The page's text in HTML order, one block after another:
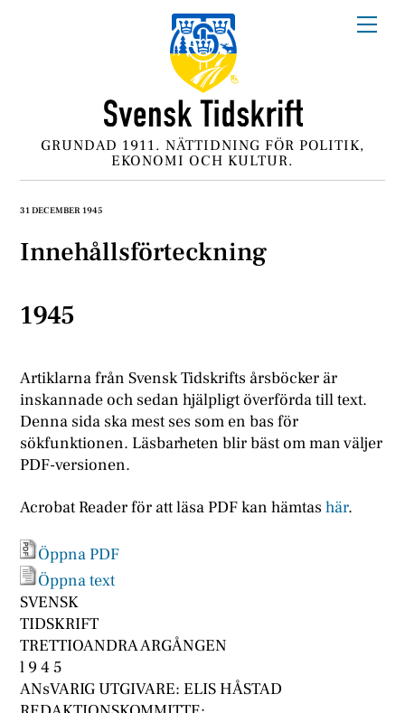
GRUNDAD 1911. NÄTTIDNING FÖR POLITIK,
EKONOMI OCH KULTUR.
31 DECEMBER 1945
Innehållsförteckning
1945
Artiklarna från Svensk Tidskrifts årsböcker är
inskannade och sedan hjälpligt överförda till text.
Denna sida ska mest ses som en bas för
sökfunktionen. Läsbarheten blir bäst om man väljer
PDF-versionen.
Acrobat Reader för att läsa PDF kan hämtashär.
Öppna PDF
Öppna text
SVENSK
TIDSKRIFT
TRETTIOANDRA ARGÅNGEN
l 9 4 5
ANsVARIG UTGIVARE: ELIS HÅSTAD